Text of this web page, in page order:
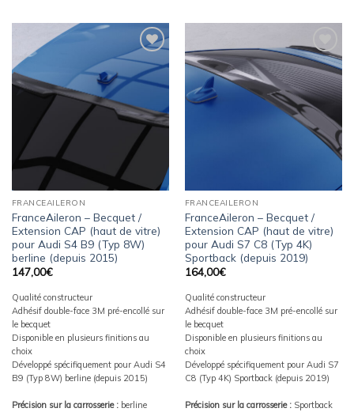
Ajouter
à la
wishlist
FRANCEAILERON
FranceAileron – Becquet /
Extension CAP (haut de vitre)
pour Audi S4 B9 (Typ 8W)
berline (depuis 2015)
147,00€
Qualité constructeur
Adhésif double-face 3M pré-encollé sur
le becquet
Disponible en plusieurs finitions au
choix
Développé spécifiquement pour Audi S4
B9 (Typ 8W) berline (depuis 2015)
Précision sur la carrosserie :berline
Ajouter
à la
wishlist
FRANCEAILERON
FranceAileron – Becquet /
Extension CAP (haut de vitre)
pour Audi S7 C8 (Typ 4K)
Sportback (depuis 2019)
164,00€
Qualité constructeur
Adhésif double-face 3M pré-encollé sur
le becquet
Disponible en plusieurs finitions au
choix
Développé spécifiquement pour Audi S7
C8 (Typ 4K) Sportback (depuis 2019)
Précision sur la carrosserie :Sportback